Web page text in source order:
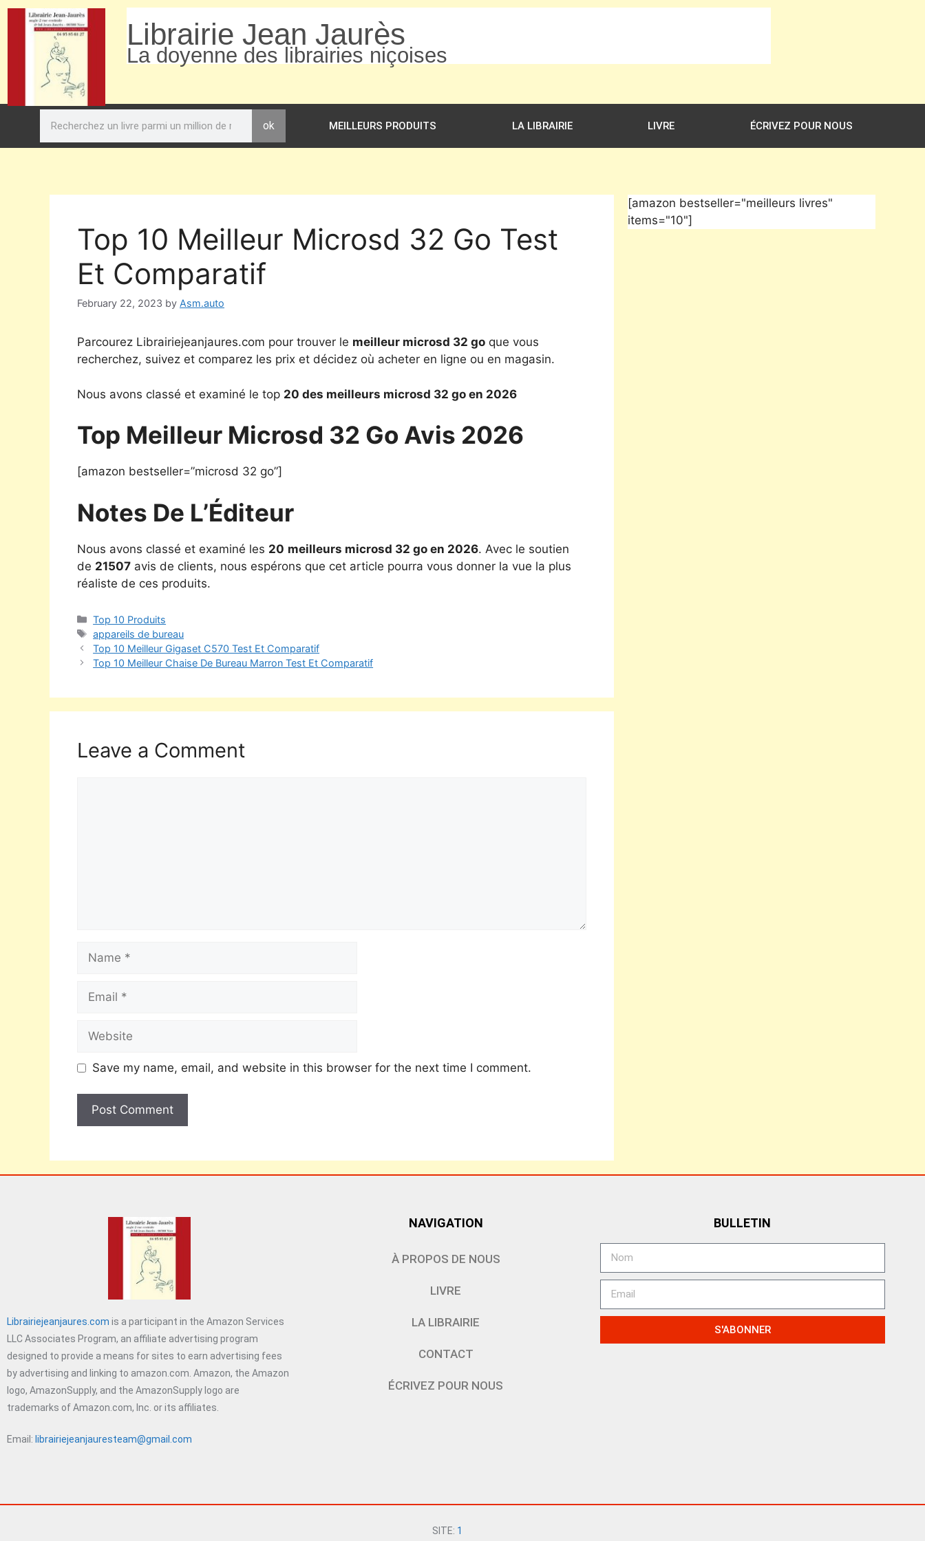
Librairie Jean Jaurès
La doyenne des librairies niçoises
ok MEILLEURS PRODUITS LA LIBRAIRIE LIVRE ÉCRIVEZ POUR NOUS
Top 10 Meilleur Microsd 32 Go Test
Et Comparatif
February 22, 2023 by Asm.auto
Parcourez Librairiejeanjaures.com pour trouver le meilleur microsd 32 go que vous
recherchez, suivez et comparez les prix et décidez où acheter en ligne ou en magasin.
Nous avons classé et examiné le top 20 des meilleurs microsd 32 go en 2026
Top Meilleur Microsd 32 Go Avis 2026
[amazon bestseller=”microsd 32 go”]
Notes De L’Éditeur
Nous avons classé et examiné les 20 meilleurs microsd 32 go en 2026. Avec le soutien
de 21507 avis de clients, nous espérons que cet article pourra vous donner la vue la plus
réaliste de ces produits.
Top 10 Produits
appareils de bureau
Top 10 Meilleur Gigaset C570 Test Et Comparatif
Top 10 Meilleur Chaise De Bureau Marron Test Et Comparatif
Leave a Comment
Save my name, email, and website in this browser for the next time I comment.
[amazon bestseller="meilleurs livres"
items="10"]
Librairiejeanjaures.com is a participant in the Amazon Services
LLC Associates Program, an affiliate advertising program
designed to provide a means for sites to earn advertising fees
by advertising and linking to amazon.com. Amazon, the Amazon
logo, AmazonSupply, and the AmazonSupply logo are
trademarks of Amazon.com, Inc. or its affiliates.
Email: librairiejeanjauresteam@gmail.com
NAVIGATION
À PROPOS DE NOUS
LIVRE
LA LIBRAIRIE
CONTACT
ÉCRIVEZ POUR NOUS
BULLETIN
S'ABONNER
SITE: 1